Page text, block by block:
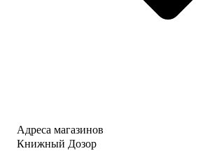
Адреса магазинов
Книжный Дозор